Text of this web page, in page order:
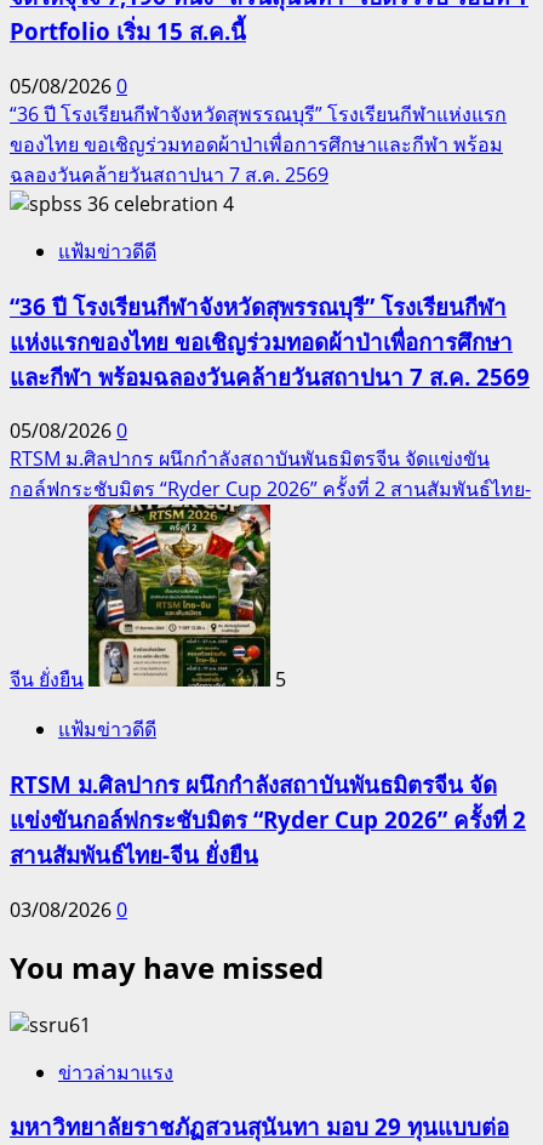
Portfolio เริ่ม 15 ส.ค.นี้
05/08/20260
“36 ปี โรงเรียนกีฬาจังหวัดสุพรรณบุรี” โรงเรียนกีฬาแห่งแรก
ของไทย ขอเชิญร่วมทอดผ้าป่าเพื่อการศึกษาและกีฬา พร้อม
ฉลองวันคล้ายวันสถาปนา 7 ส.ค. 2569
4
แฟ้มข่าวดีดี
“36 ปี โรงเรียนกีฬาจังหวัดสุพรรณบุรี” โรงเรียนกีฬา
แห่งแรกของไทย ขอเชิญร่วมทอดผ้าป่าเพื่อการศึกษา
และกีฬา พร้อมฉลองวันคล้ายวันสถาปนา 7 ส.ค. 2569
05/08/20260
RTSM ม.ศิลปากร ผนึกกำลังสถาบันพันธมิตรจีน จัดแข่งขัน
กอล์ฟกระชับมิตร “Ryder Cup 2026” ครั้งที่ 2 สานสัมพันธ์ไทย-
จีน ยั่งยืน
5
แฟ้มข่าวดีดี
RTSM ม.ศิลปากร ผนึกกำลังสถาบันพันธมิตรจีน จัด
แข่งขันกอล์ฟกระชับมิตร “Ryder Cup 2026” ครั้งที่ 2
สานสัมพันธ์ไทย-จีน ยั่งยืน
03/08/20260
You may have missed
ข่าวล่ามาแรง
มหาวิทยาลัยราชภัฏสวนสุนันทา มอบ 29 ทุนแบบต่อ